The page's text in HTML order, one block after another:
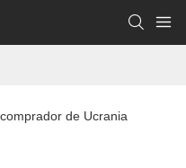
de Ucrania